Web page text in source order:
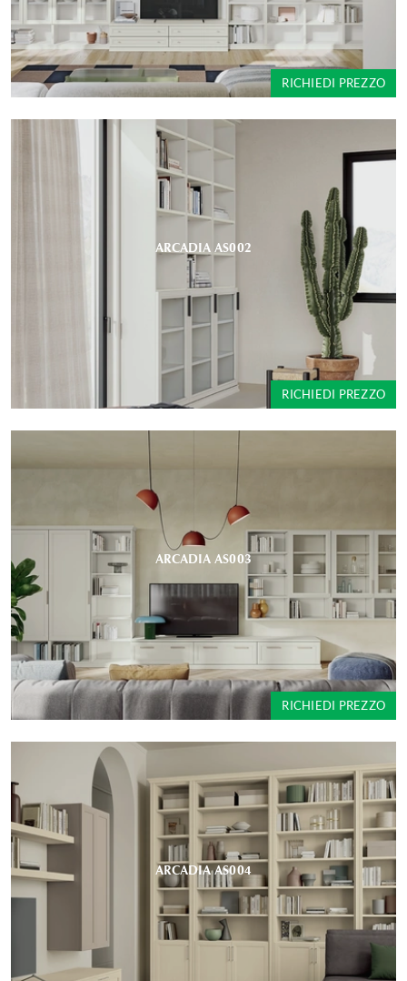
RICHIEDI PREZZO
ARCADIA AS002
RICHIEDI PREZZO
ARCADIA AS003
RICHIEDI PREZZO
ARCADIA AS004